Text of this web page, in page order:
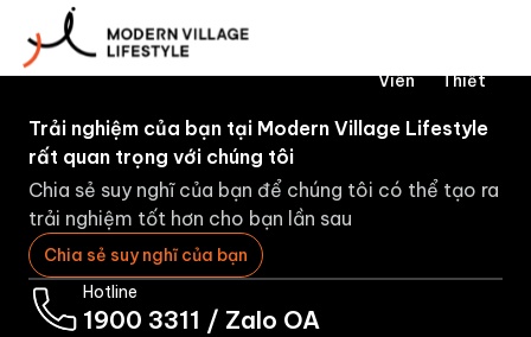
Viên
Thiết
Trải nghiệm của bạn tại Modern Village Lifestyle
rất quan trọng với chúng tôi
Chia sẻ suy nghĩ của bạn để chúng tôi có thể tạo ra
trải nghiệm tốt hơn cho bạn lần sau
Chia sẻ suy nghĩ của bạn
Hotline
1900 3311 / Zalo OA